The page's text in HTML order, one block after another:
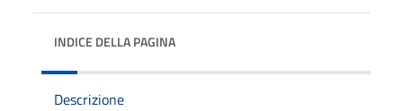
INDICE DELLA PAGINA
Descrizione